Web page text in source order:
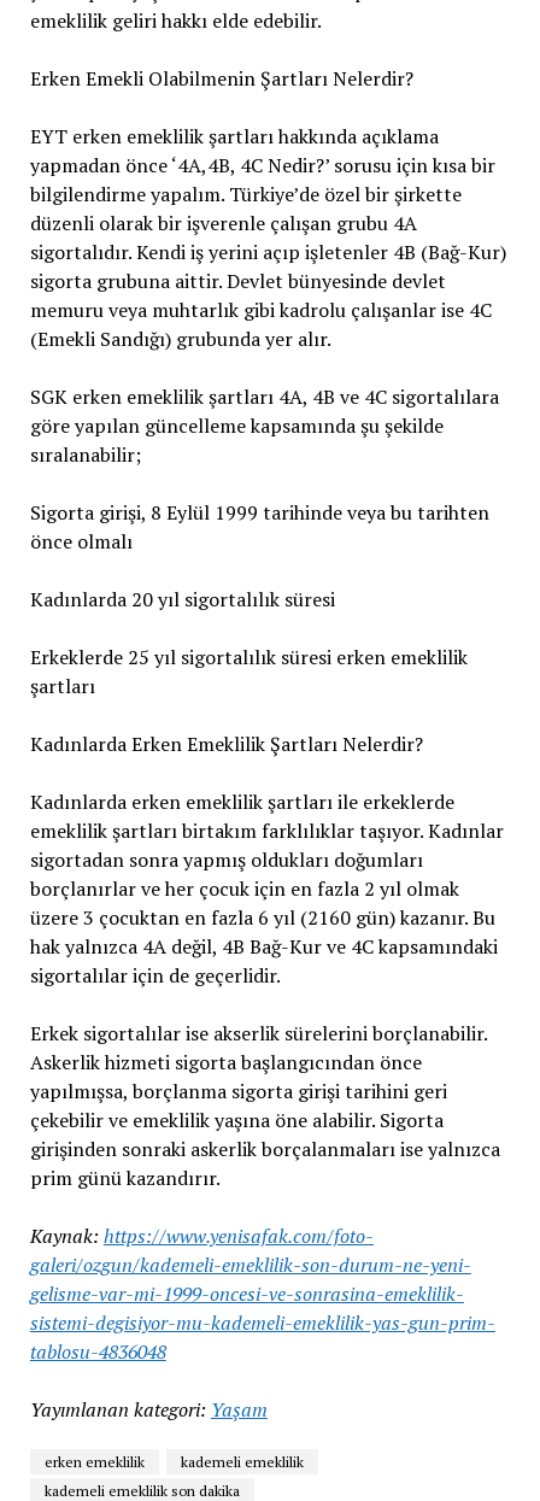
emeklilik geliri hakkı elde edebilir.
Erken Emekli Olabilmenin Şartları Nelerdir?
EYT erken emeklilik şartları hakkında açıklama
yapmadan önce ‘4A,4B, 4C Nedir?’ sorusu için kısa bir
bilgilendirme yapalım. Türkiye’de özel bir şirkette
düzenli olarak bir işverenle çalışan grubu 4A
sigortalıdır. Kendi iş yerini açıp işletenler 4B (Bağ-Kur)
sigorta grubuna aittir. Devlet bünyesinde devlet
memuru veya muhtarlık gibi kadrolu çalışanlar ise 4C
(Emekli Sandığı) grubunda yer alır.
SGK erken emeklilik şartları 4A, 4B ve 4C sigortalılara
göre yapılan güncelleme kapsamında şu şekilde
sıralanabilir;
Sigorta girişi, 8 Eylül 1999 tarihinde veya bu tarihten
önce olmalı
Kadınlarda 20 yıl sigortalılık süresi
Erkeklerde 25 yıl sigortalılık süresi erken emeklilik
şartları
Kadınlarda Erken Emeklilik Şartları Nelerdir?
Kadınlarda erken emeklilik şartları ile erkeklerde
emeklilik şartları birtakım farklılıklar taşıyor. Kadınlar
sigortadan sonra yapmış oldukları doğumları
borçlanırlar ve her çocuk için en fazla 2 yıl olmak
üzere 3 çocuktan en fazla 6 yıl (2160 gün) kazanır. Bu
hak yalnızca 4A değil, 4B Bağ-Kur ve 4C kapsamındaki
sigortalılar için de geçerlidir.
Erkek sigortalılar ise akserlik sürelerini borçlanabilir.
Askerlik hizmeti sigorta başlangıcından önce
yapılmışsa, borçlanma sigorta girişi tarihini geri
çekebilir ve emeklilik yaşına öne alabilir. Sigorta
girişinden sonraki askerlik borçalanmaları ise yalnızca
prim günü kazandırır.
Kaynak: https://www.yenisafak.com/foto-
galeri/ozgun/kademeli-emeklilik-son-durum-ne-yeni-
gelisme-var-mi-1999-oncesi-ve-sonrasina-emeklilik-
sistemi-degisiyor-mu-kademeli-emeklilik-yas-gun-prim-
tablosu-4836048
Yayımlanan kategori: Yaşam
erken emeklilik
kademeli emeklilik
kademeli emeklilik son dakika